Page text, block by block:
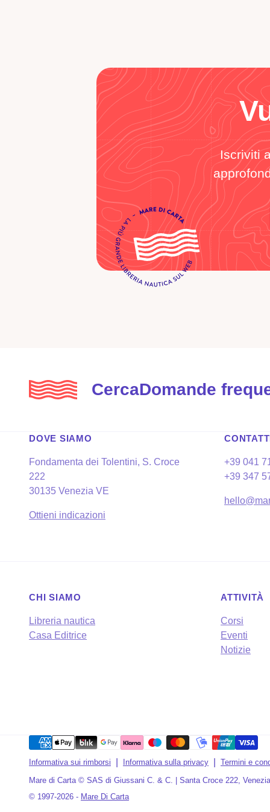
Iscriviti
CercaDomande
DOVE SIAMO
Fondamenta dei Tolentini, S. Croce
222
30135 Venezia VE
Ottieni indicazioni
+39 041
+39 347
CHI SIAMO
Libreria nautica
Casa Editrice
ATTIVITÀ
Corsi
Eventi
Notizie
Metodi
Informativa sui rimborsi Informativa sulla privacy Termini e
Mare di Carta © SAS di Giussani C. & C. | Santa Croce 222,
© 1997-2026 - Mare Di Carta